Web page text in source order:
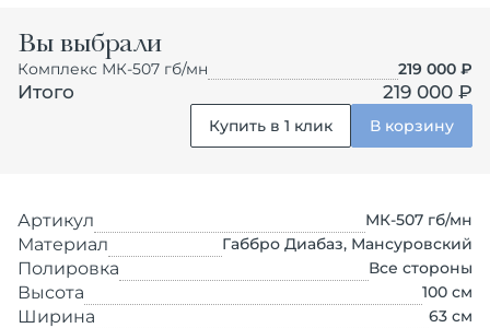
Вы выбрали
Комплекс МК-507 гб/мн 219 000 ₽
Итого 219 000 ₽
Купить в 1 клик В корзину
Артикул МК-507 гб/мн
Материал Габбро Диабаз, Мансуровский
Полировка Все стороны
Высота 100 см
Ширина 63 см